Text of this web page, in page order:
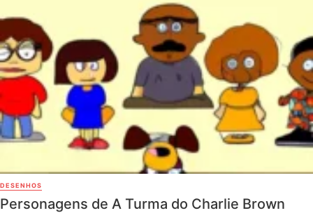
DESENHOS
Personagens de A Turma do Charlie Brown